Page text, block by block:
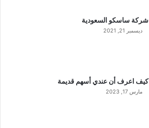
شركة ساسكو السعودية
ديسمبر 21, 2021
كيف اعرف أن عندي أسهم قديمة
مارس 17, 2023